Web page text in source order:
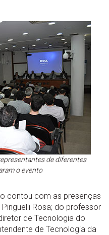
de diferentes
o evento
contou com as presenças
Rosa; do professor
de Tecnologia do
de Tecnologia da